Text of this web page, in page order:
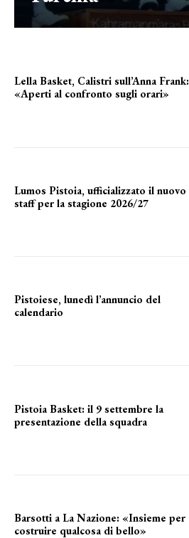
Lella Basket, Calistri sull’Anna Frank:
«Aperti al confronto sugli orari»
Lumos Pistoia, ufficializzato il nuovo
staff per la stagione 2026/27
Pistoiese, lunedì l’annuncio del
calendario
Pistoia Basket: il 9 settembre la
presentazione della squadra
Barsotti a La Nazione: «Insieme per
costruire qualcosa di bello»